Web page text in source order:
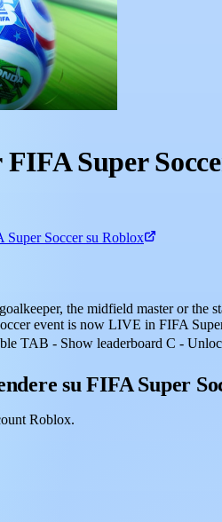
Super
Super Soccer su Roblox
the midfield master or
event is now LIVE in FIFA
TAB - Show leaderboard C -
su FIFA Super
Roblox.